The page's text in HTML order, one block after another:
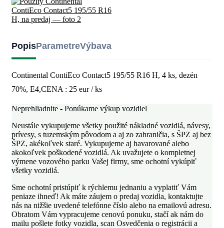
PopisParametreVýbava
Continental ContiEco Contact5 195/55 R16 H, 4 ks, dezén
70%, E4,CENA : 25 eur / ks
Neprehliadnite - Ponúkame výkup vozidiel
Neustále vykupujeme všetky použité nákladné vozidlá, návesy,
prívesy, s tuzemským pôvodom a aj zo zahraničia, s ŠPZ aj bez
ŠPZ, akékoľvek staré. Vykupujeme aj havarované alebo
akokoľvek poškodené vozidlá. Ak uvažujete o kompletnej
výmene vozového parku Vašej firmy, sme ochotní vykúpiť
všetky vozidlá.
Sme ochotní pristúpiť k rýchlemu jednaniu a vyplatiť Vám
peniaze ihneď! Ak máte záujem o predaj vozidla, kontaktujte
nás na nižšie uvedené telefónne číslo alebo na emailovú adresu.
Obratom Vám vypracujeme cenovú ponuku, stačí ak nám do
mailu pošlete fotky vozidla, scan Osvedčenia o registrácii a